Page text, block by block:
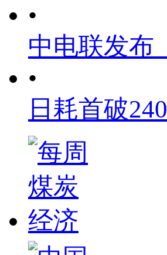
•
中电联发布
•
日耗首破